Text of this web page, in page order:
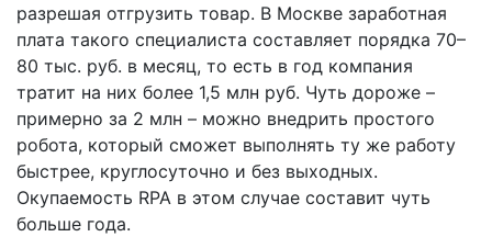
разрешая отгрузить товар. В Москве заработная
плата такого специалиста составляет порядка 70–
80 тыс. руб. в месяц, то есть в год компания
тратит на них более 1,5 млн руб. Чуть дороже –
примерно за 2 млн – можно внедрить простого
робота, который сможет выполнять ту же работу
быстрее, круглосуточно и без выходных.
Окупаемость RPA в этом случае составит чуть
больше года.